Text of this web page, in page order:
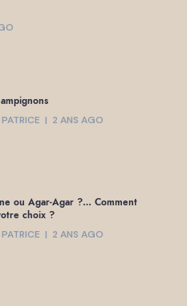
2 ANS AGO
ou Agar-Agar ?… Comment
choix ?
2 ANS AGO